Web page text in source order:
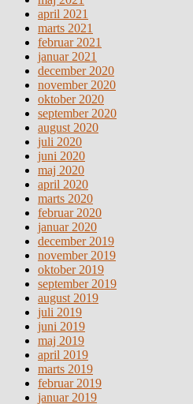
april 2021
marts 2021
februar 2021
januar 2021
december 2020
november 2020
oktober 2020
september 2020
august 2020
juli 2020
juni 2020
maj 2020
april 2020
marts 2020
februar 2020
januar 2020
december 2019
november 2019
oktober 2019
september 2019
august 2019
juli 2019
juni 2019
maj 2019
april 2019
marts 2019
februar 2019
januar 2019